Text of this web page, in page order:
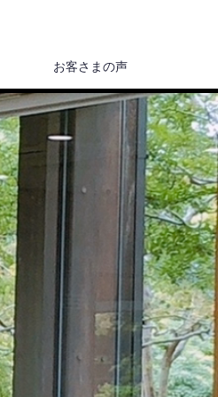
お客さまの声